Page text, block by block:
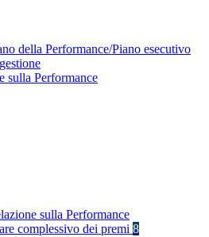
della Performance/Piano esecutivo
sulla Performance
sulla Performance
complessivo dei premi 8